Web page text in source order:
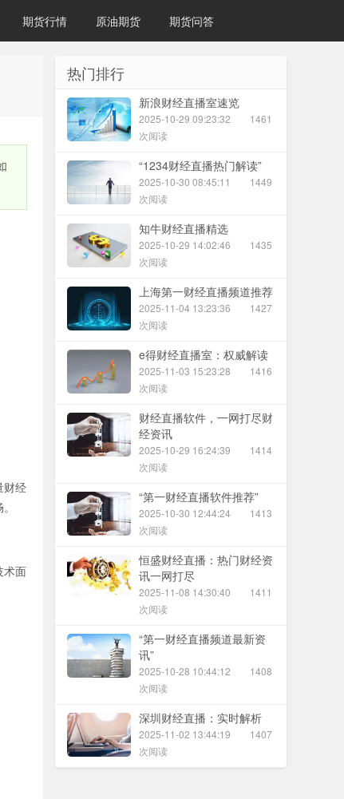
期货行情 原油期货 期货问答
财经
术面
热门排行
新浪财经直播室速览
2025-10-29 09:23:32
1461
次阅读
“1234财经直播热门解读”
2025-10-30 08:45:11
1449
次阅读
知牛财经直播精选
2025-10-29 14:02:46
1435
次阅读
上海第一财经直播频道推荐
2025-11-04 13:23:36
1427
次阅读
e得财经直播室：权威解读
2025-11-03 15:23:28
1416
次阅读
财经直播软件，一网打尽财
经资讯
2025-10-29 16:24:39
1414
次阅读
“第一财经直播软件推荐”
2025-10-30 12:44:24
1413
次阅读
恒盛财经直播：热门财经资
讯一网打尽
2025-11-08 14:30:40
1411
次阅读
“第一财经直播频道最新资
讯”
2025-10-28 10:44:12
1408
次阅读
深圳财经直播：实时解析
2025-11-02 13:44:19
1407
次阅读